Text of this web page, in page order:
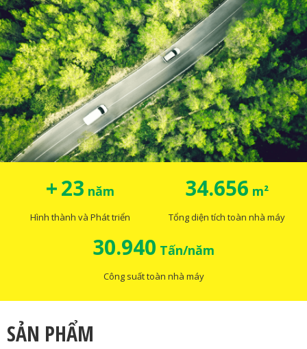
+26 năm
Hình thành và Phát triển
38.084 m²
Tổng diện tích toàn nhà máy
34.000 Tấn/năm
Công suất toàn nhà máy
SẢN PHẨM